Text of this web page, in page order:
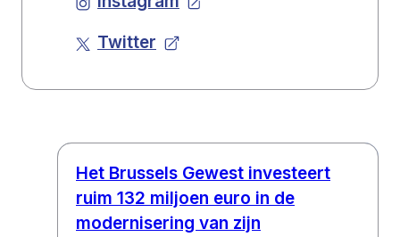
Twitter
Het Brussels Gewest investeert
ruim 132 miljoen euro in de
modernisering van zijn